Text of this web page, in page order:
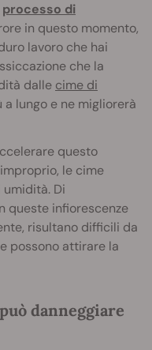
processo di
in questo momento,
lavoro che hai
che la
dalle cime di
lungo e ne migliorerà
questo
le cime
Di
queste infiorescenze
risultano difficili da
possono attirare la
danneggiare